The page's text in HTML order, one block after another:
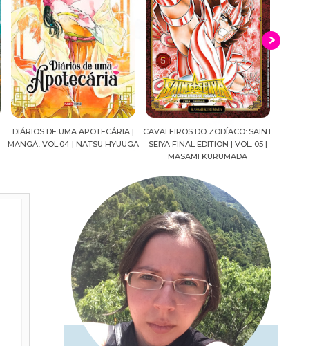
CAVALEIROS DO ZODÍACO: SAINT
SEIYA FINAL EDITION | VOL. 05 |
CROWN OF WAR AND SHADOW |
J.R.WARD #RESENHA